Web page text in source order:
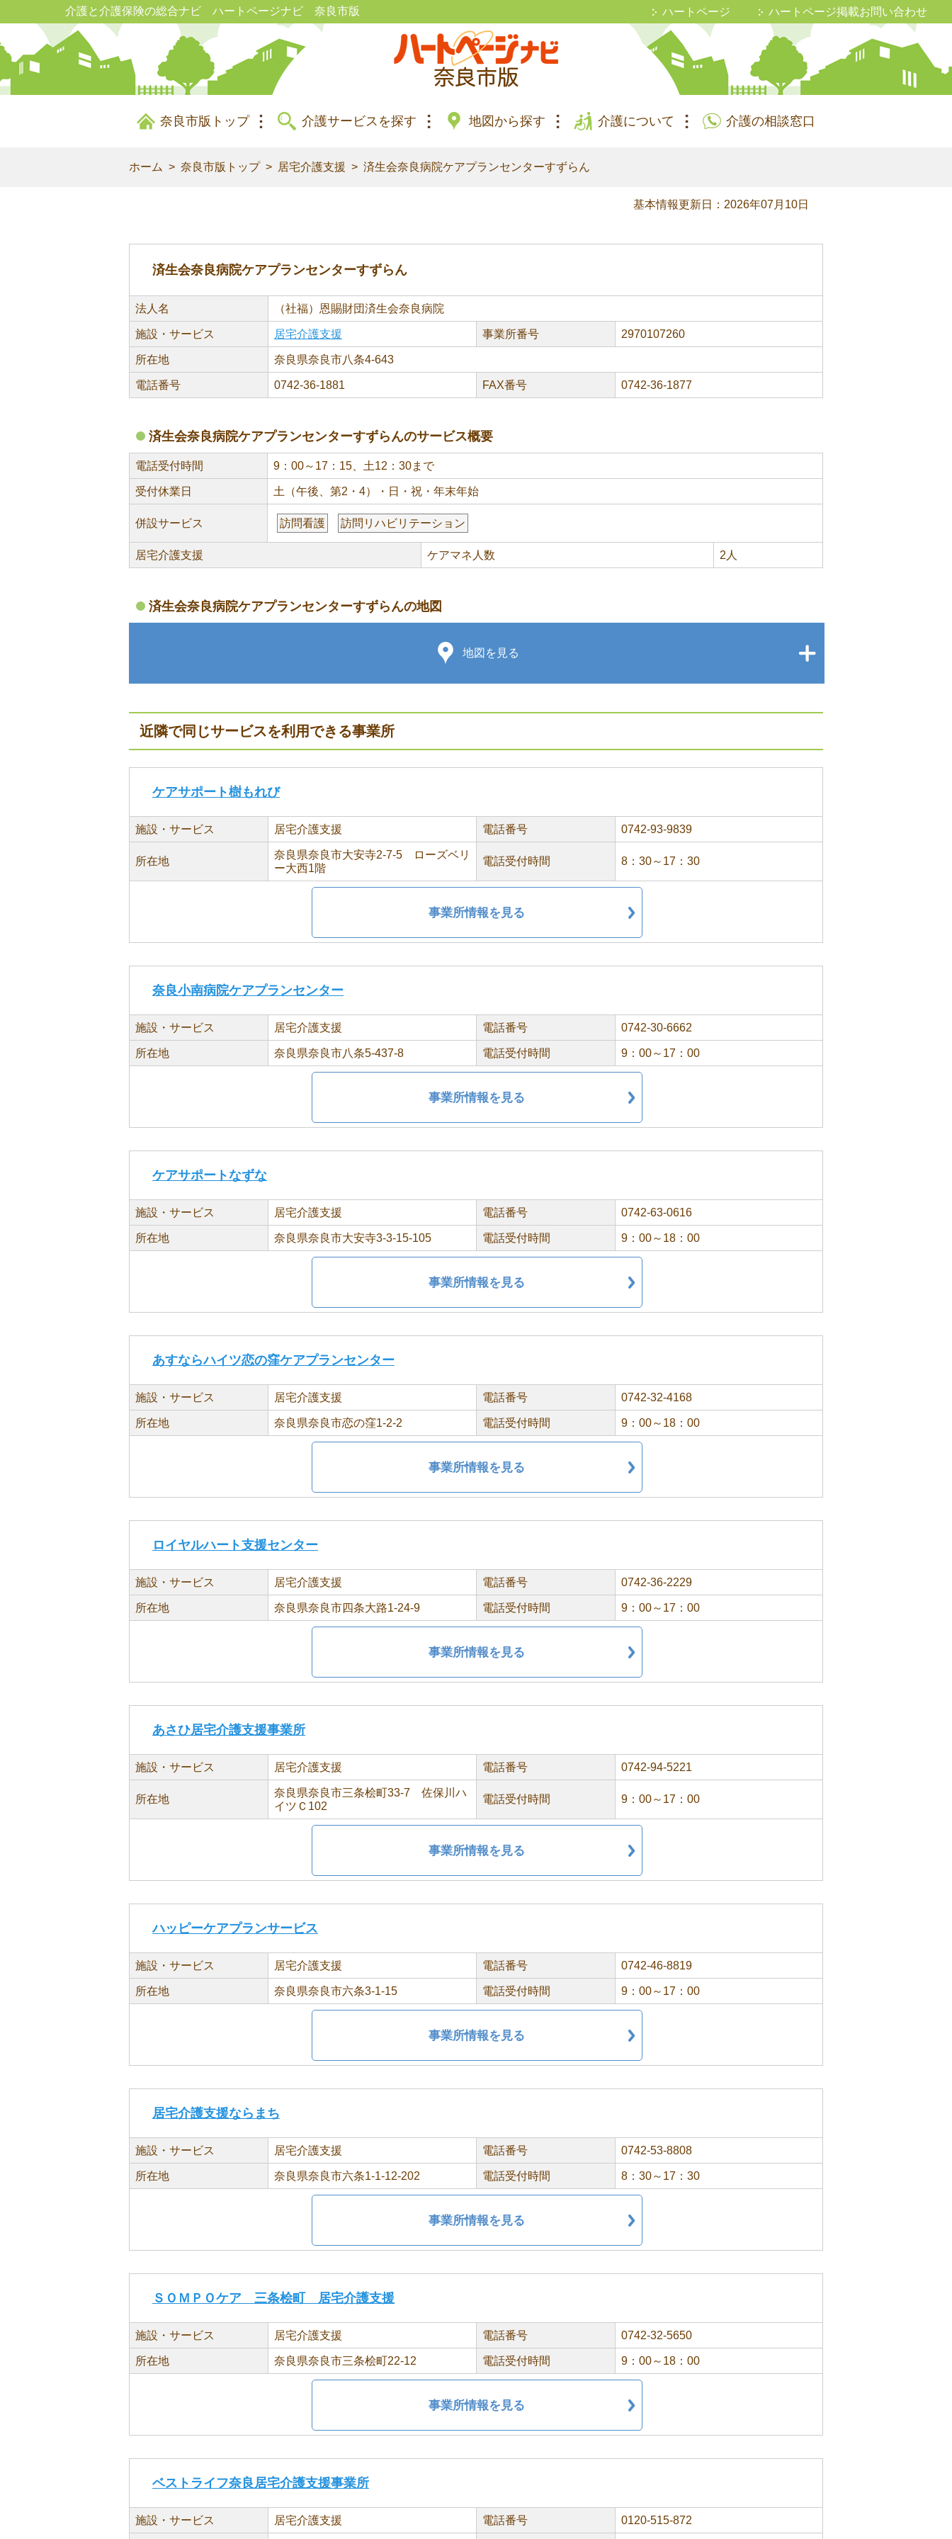
介護と介護保険の総合ナビ ハートページナビ 奈良市版 ハートページ ハートページ掲載お問い合わせ
奈良市版トップ 介護サービスを探す 地図から探す 介護について 介護の相談窓口
ホーム 奈良市版トップ 居宅介護支援 済生会奈良病院ケアプランセンターすずらん
基本情報更新日：2026年07月10日
済生会奈良病院ケアプランセンターすずらん
法人名 （社福）恩賜財団済生会奈良病院
施設・サービス 居宅介護支援 事業所番号 2970107260
所在地 奈良県奈良市八条4-643
電話番号 0742-36-1881 FAX番号 0742-36-1877
済生会奈良病院ケアプランセンターすずらんのサービス概要
電話受付時間 9：00～17：15、土12：30まで
受付休業日 土（午後、第2・4）・日・祝・年末年始
併設サービス 訪問看護 訪問リハビリテーション
居宅介護支援 ケアマネ人数 2人
済生会奈良病院ケアプランセンターすずらんの地図
地図を見る
近隣で同じサービスを利用できる事業所
ケアサポート樹もれび
施設・サービス 居宅介護支援 電話番号 0742-93-9839
所在地
奈良県奈良市大安寺2-7-5 ローズベリ
ー大西1階
電話受付時間 8：30～17：30
事業所情報を見る
奈良小南病院ケアプランセンター
施設・サービス 居宅介護支援 電話番号 0742-30-6662
所在地 奈良県奈良市八条5-437-8 電話受付時間 9：00～17：00
事業所情報を見る
ケアサポートなずな
施設・サービス 居宅介護支援 電話番号 0742-63-0616
所在地 奈良県奈良市大安寺3-3-15-105 電話受付時間 9：00～18：00
事業所情報を見る
あすならハイツ恋の窪ケアプランセンター
施設・サービス 居宅介護支援 電話番号 0742-32-4168
所在地 奈良県奈良市恋の窪1-2-2 電話受付時間 9：00～18：00
事業所情報を見る
ロイヤルハート支援センター
施設・サービス 居宅介護支援 電話番号 0742-36-2229
所在地 奈良県奈良市四条大路1-24-9 電話受付時間 9：00～17：00
事業所情報を見る
あさひ居宅介護支援事業所
施設・サービス 居宅介護支援 電話番号 0742-94-5221
所在地
奈良県奈良市三条桧町33-7 佐保川ハ
イツＣ102
電話受付時間 9：00～17：00
事業所情報を見る
ハッピーケアプランサービス
施設・サービス 居宅介護支援 電話番号 0742-46-8819
所在地 奈良県奈良市六条3-1-15 電話受付時間 9：00～17：00
事業所情報を見る
居宅介護支援ならまち
施設・サービス 居宅介護支援 電話番号 0742-53-8808
所在地 奈良県奈良市六条1-1-12-202 電話受付時間 8：30～17：30
事業所情報を見る
ＳＯＭＰＯケア 三条桧町 居宅介護支援
施設・サービス 居宅介護支援 電話番号 0742-32-5650
所在地 奈良県奈良市三条桧町22-12 電話受付時間 9：00～18：00
事業所情報を見る
ベストライフ奈良居宅介護支援事業所
施設・サービス 居宅介護支援 電話番号 0120-515-872